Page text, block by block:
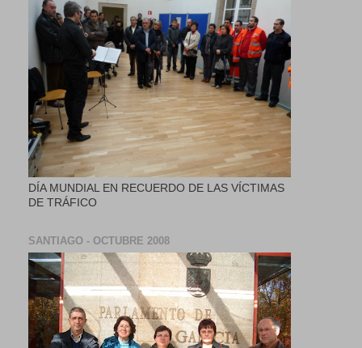
DÍA MUNDIAL EN RECUERDO DE LAS VÍCTIMAS
DE TRÁFICO
SANTIAGO - OCTUBRE 2008